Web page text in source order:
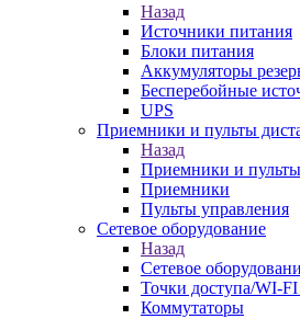
Назад
Источники питания
Блоки питания
Аккумуляторы
Бесперебойные
UPS
Приемники и пульты
Назад
Приемники и
Приемники
Пульты управления
Сетевое оборудование
Назад
Сетевое
Точки доступа/WI-
Коммутаторы